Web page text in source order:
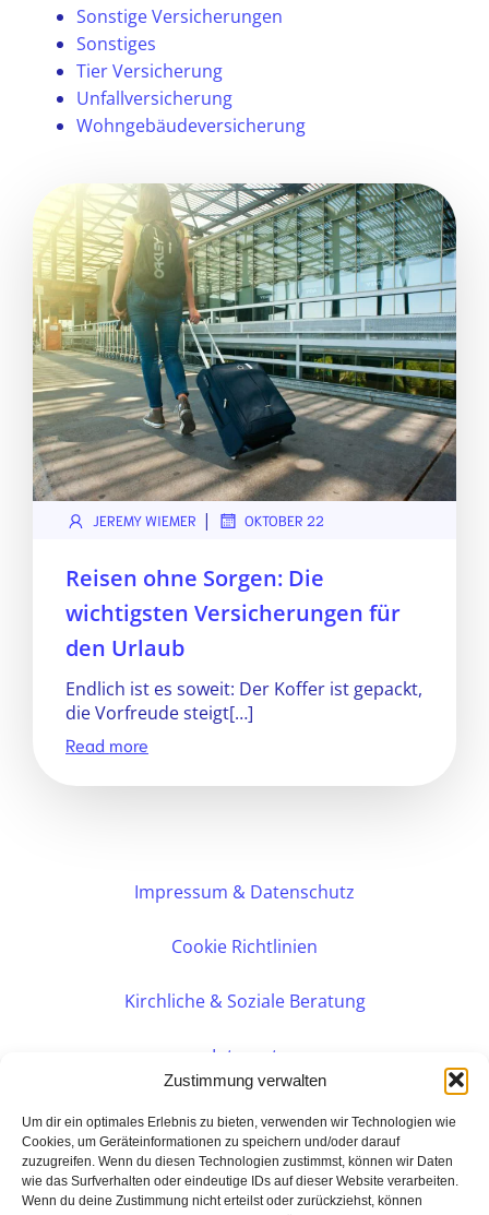
Zustimmung verwalten
Um dir ein optimales Erlebnis zu bieten, verwenden wir Technologien wie
Cookies, um Geräteinformationen zu speichern und/oder darauf
zuzugreifen. Wenn du diesen Technologien zustimmst, können wir Daten
wie das Surfverhalten oder eindeutige IDs auf dieser Website verarbeiten.
Wenn du deine Zustimmung nicht erteilst oder zurückziehst, können
Sonstige Versicherungen
Sonstiges
Tier Versicherung
Unfallversicherung
Wohngebäudeversicherung
JEREMY WIEMER | OKTOBER 22
Reisen ohne Sorgen: Die
wichtigsten Versicherungen für
den Urlaub
Endlich ist es soweit: Der Koffer ist gepackt,
die Vorfreude steigt[…]
Read more
Impressum & Datenschutz
Cookie Richtlinien
Kirchliche & Soziale Beratung
Intranet
PERSÖNLICHE BERATUNG